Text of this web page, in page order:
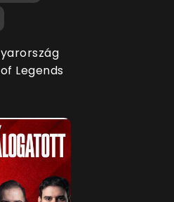
Legends